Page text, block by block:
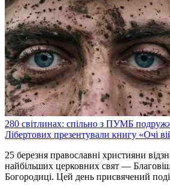
280 світлинах: спільно з ПУМБ
Лібертових презентували книгу «Очі
25 березня православні християни
найбільших церковних свят —
Богородиці. Цей день присвячений